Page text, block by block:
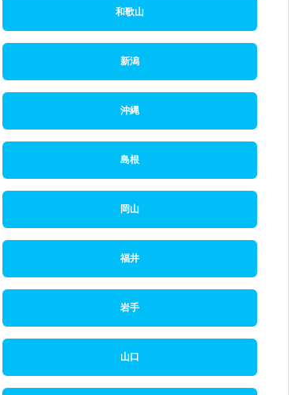
和歌山
新潟
沖縄
島根
岡山
福井
岩手
山口